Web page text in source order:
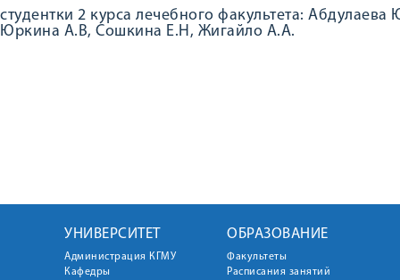
студентки 2 курса лечебного факультета:
Юркина А.В, Сошкина Е.Н, Жигайло А.А.
УНИВЕРСИТЕТ
Администрация КГМУ
Кафедры
ОБРАЗОВАНИЕ
Факультеты
Расписания занятий